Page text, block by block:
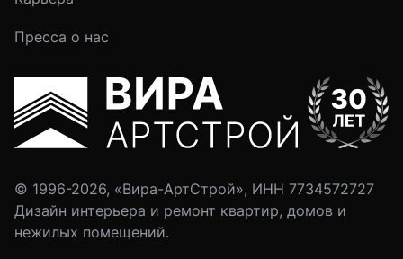
Пресса о нас
© 1996-2026, «Вира-АртСтрой», ИНН 7734572727
Дизайн интерьера и ремонт квартир, домов и
нежилых помещений.